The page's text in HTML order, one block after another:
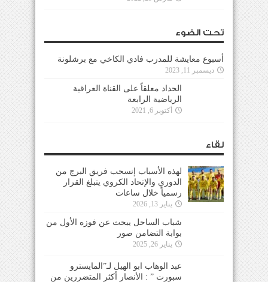
تحت الضوء
أسبوع معايشة للمدرب فادي الكاخي مع برشلونة
ديسمبر 11, 2023
الحداد معلقاً على القناة العراقية
الرياضية الرابعة
أكتوبر 6, 2021
لقاء
لهذه الأسباب إنسحب فريق البرج من
الدوري والإتحاد الكروي يتبلغ القرار
رسمياً خلال ساعات
يناير 13, 2026
شباب الساحل يبحث عن فوزه الأول من
بوابة التضامن صور
يناير 26, 2025
عبد الوهاب ابو الهيل لـ”المايسترو
سبورت ” : الأنصار أكثر المتضررين من